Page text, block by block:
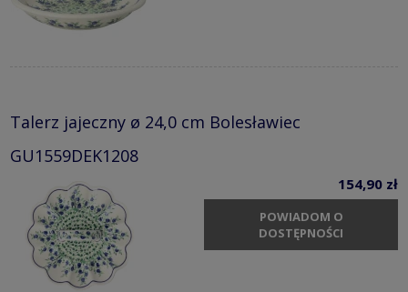
Talerz jajeczny ø 24,0 cm Bolesławiec
GU1559DEK1208
154,90 zł
POWIADOM O
DOSTĘPNOŚCI